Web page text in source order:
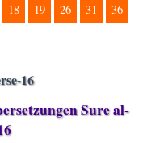
18 19 26 31
36
16
Sure al-